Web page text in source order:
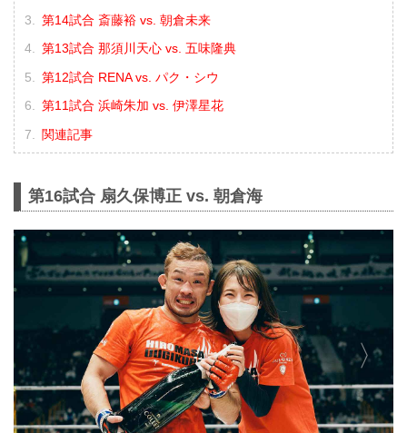
第14試合 斎藤裕 vs. 朝倉未来
第13試合 那須川天心 vs. 五味隆典
第12試合 RENA vs. パク・シウ
第11試合 浜崎朱加 vs. 伊澤星花
関連記事
第16試合 扇久保博正 vs. 朝倉海